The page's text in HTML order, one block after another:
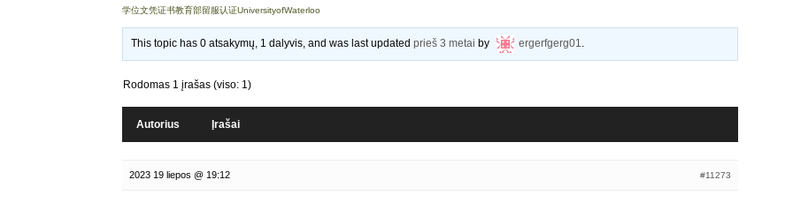
学位文凭证书教育部留服认证UniversityofWaterloo
This topic has 0 atsakymų, 1 dalyvis, and was last updatedprieš 3 metai by ergerfgerg01.
Rodomas 1 įrašas (viso: 1)
Autorius Įrašai
2023 19 liepos @ 19:12 #11273